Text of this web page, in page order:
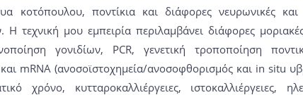
κοτόπουλου, ποντίκια και διάφορες νευρωνικές και
Η τεχνική μου εμπειρία περιλαμβάνει διάφορες
γονιδίων, PCR, γενετική τροποποίηση
mRNA (ανοσοϊστοχημεία/ανοσοφθορισμός και in situ
χρόνο, κυτταροκαλλιέργειες, ιστοκαλλιέργειες,